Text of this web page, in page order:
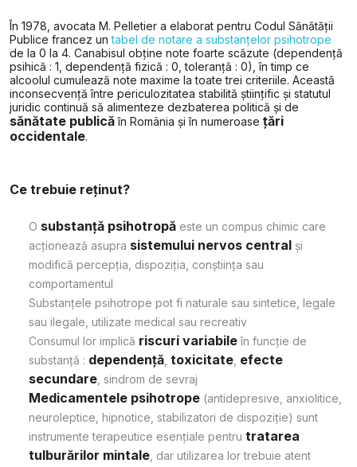
În 1978, avocata M. Pelletier a elaborat pentru Codul Sănătății
Publice francez untabel de notare a substanțelor psihotrope
de la 0 la 4. Canabisul obține note foarte scăzute (dependență
psihică : 1, dependență fizică : 0, toleranță : 0), în timp ce
alcoolul cumulează note maxime la toate trei criteriile. Această
inconsecvență între periculozitatea stabilită științific și statutul
juridic continuă să alimenteze dezbaterea politică și de
sănătate publicăîn România și în numeroase țări
occidentale.
Ce trebuie reținut?
O substanță psihotropă este un compus chimic care
acționează asupra sistemului nervos central și
modifică percepția, dispoziția, conștiința sau
comportamentul
Substanțele psihotrope pot fi naturale sau sintetice, legale
sau ilegale, utilizate medical sau recreativ
Consumul lor implică riscuri variabileîn funcție de
substanță : dependență toxicitate efecte
secundare , sindrom de sevraj
Medicamentele psihotrope (antidepresive, anxiolitice,
neuroleptice, hipnotice, stabilizatori de dispoziție) sunt
instrumente terapeutice esențiale pentru tratarea
tulburărilor mintale , dar utilizarea lor trebuie atent